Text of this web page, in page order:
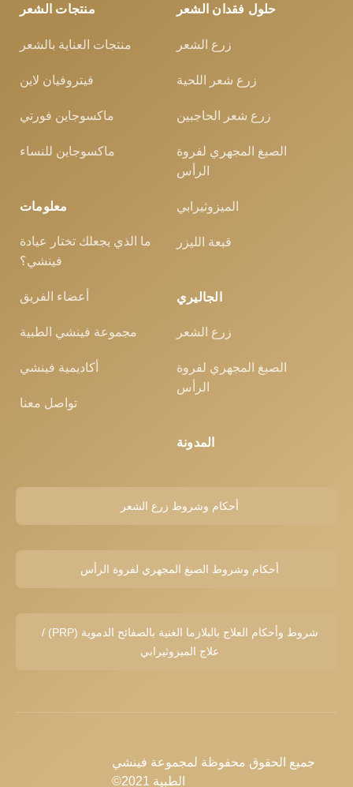
حلول فقدان الشعر
زرع الشعر
زرع شعر اللحية
زرع شعر الحاجبين
الصبغ المجهري لفروة
الرأس
الميزوثيرابي
قبعة الليزر
الجاليري
زرع الشعر
الصبغ المجهري لفروة
الرأس
المدونة
منتجات الشعر
منتجات العناية بالشعر
فيتروفيان لاين
ماكسوجاين فورتي
ماكسوجاين للنساء
معلومات
ما الذي يجعلك تختار عيادة
فينشي؟
أعضاء الفريق
مجموعة فينشي الطبية
أكاديمية فينشي
تواصل معنا
أحكام وشروط زرع الشعر
أحكام وشروط الصبغ المجهري لفروة الرأس
شروط وأحكام العلاج بالبلازما الغنية بالصفائح الدموية (PRP) /
علاج الميزوثيرابي
جميع الحقوق محفوظة لمجموعة فينشي
الطبية 2021©